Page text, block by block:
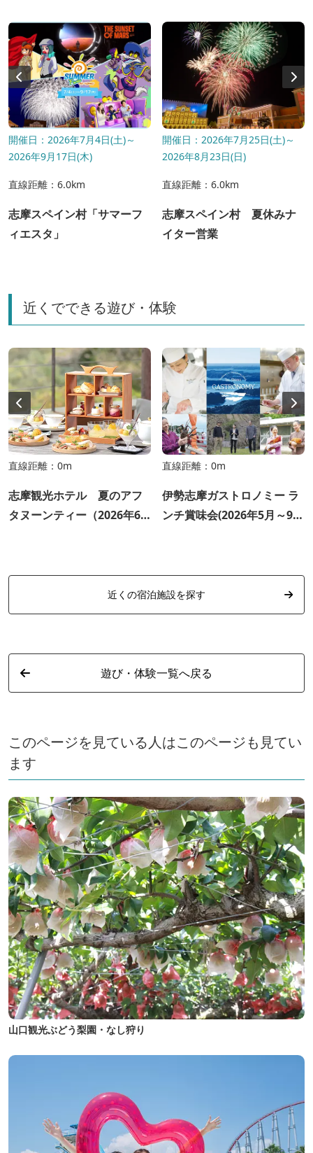
開催日：2026年7月4日(土)～
2026年9月17日(木)
直線距離：6.0km
志摩スペイン村「サマーフ
ィエスタ」
開催日：2026年7月25日(土)～
2026年8月23日(日)
直線距離：6.0km
志摩スペイン村 夏休みナ
イター営業
近くでできる遊び・体験
直線距離：0m
志摩観光ホテル 夏のアフ
タヌーンティー（2026年6
直線距離：0m
伊勢志摩ガストロノミー ラ
ンチ賞味会(2026年5月～9
近くの宿泊施設を探す
遊び・体験一覧へ戻る
このページを見ている人はこのページも見てい
ます
山口観光ぶどう梨園・なし狩り